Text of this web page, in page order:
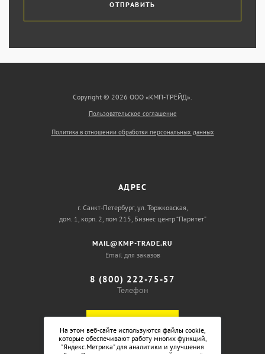
ОТПРАВИТЬ
Copyright © 2026 ООО «КМП-ТРЕЙД».
Пользовательское соглашение
Политика в отношении обработки персональных данных
АДРЕС
г. Санкт-Петербург, ул. Торжковская,
дом. 1, корп. 2, пом 215, Бизнес центр “Паритет”
MAIL@KMP-TRADE.RU
Email для заказов
8 (800) 222-75-57
Телефон
На этом веб-сайте используются файлы cookie,
которые обеспечивают работу многих функций,
"Яндекс.Метрика" для аналитики и улучшения